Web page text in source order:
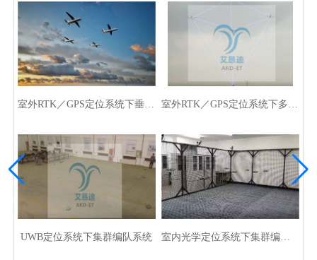
室外RTK／GPS定位系统下垂直固定翼集群编队系统 室外RTK／GPS定位系统下多旋翼集群编队系统
UWB定位系统下集群编队系统 室内光学定位系统下集群编队系统